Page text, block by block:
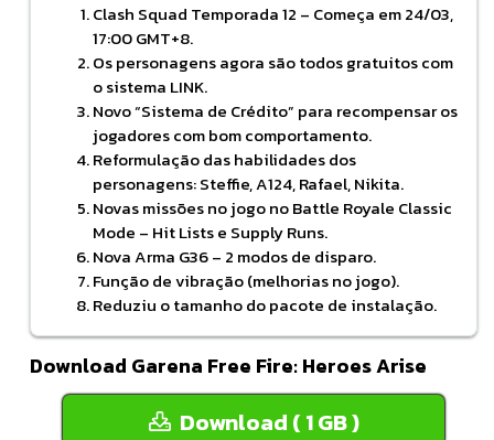
Clash Squad Temporada 12 – Começa em 24/03,
17:00 GMT+8.
Os personagens agora são todos gratuitos com
o sistema LINK.
Novo “Sistema de Crédito” para recompensar os
jogadores com bom comportamento.
Reformulação das habilidades dos
personagens: Steffie, A124, Rafael, Nikita.
Novas missões no jogo no Battle Royale Classic
Mode – Hit Lists e Supply Runs.
Nova Arma G36 – 2 modos de disparo.
Função de vibração (melhorias no jogo).
Reduziu o tamanho do pacote de instalação.
Download Garena Free Fire: Heroes Arise
Download ( 1 GB )